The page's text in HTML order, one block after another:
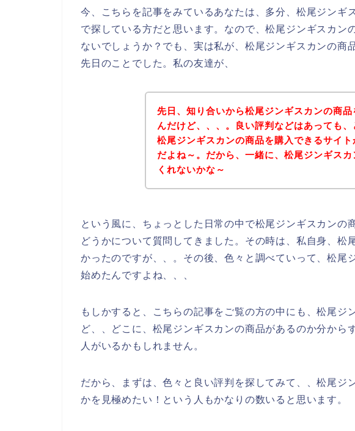
今、こちらを記事をみているあなたは、多分、松尾ジンギ
で探している方だと思います。なので、松尾ジンギスカン
ないでしょうか？でも、実は私が、松尾ジンギスカンの商
先日のことでした。私の友達が、
先日、知り合いから松尾ジンギスカンの商
んだけど、、、。良い評判などはあっても
松尾ジンギスカンの商品を購入できるサイ
だよね～。だから、一緒に、松尾ジンギス
くれないかな～
という風に、ちょっとした日常の中で松尾ジンギスカンの
どうかについて質問してきました。その時は、私自身、松
かったのですが、、。その後、色々と調べていって、松尾
始めたんですよね、、、
もしかすると、こちらの記事をご覧の方の中にも、松尾ジ
ど、、どこに、松尾ジンギスカンの商品があるのか分から
人がいるかもしれません。
だから、まずは、色々と良い評判を探してみて、、松尾ジ
かを見極めたい！という人もかなりの数いると思います。